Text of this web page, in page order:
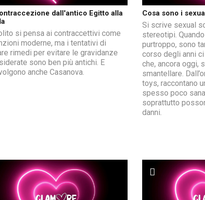
dall'antico Egitto alla
si pensa ai contraccettivi come
moderne, ma i tentativi di
rimedi per evitare le gravidanze
sono ben più antichi. E
anche Casanova.
Cosa sono i
Si scrive sexual
stereotipi.
purtroppo, sono
corso degli anni
che, ancora oggi,
smantellare.
toys, raccontano
spesso poco
soprattutto
danni.